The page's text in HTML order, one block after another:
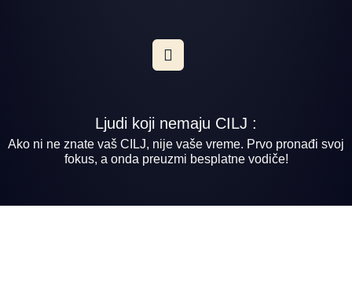
Ljudi koji nemaju CILJ :
Ako ni ne znate vaš CILJ, nije vaše vreme. Prvo pronađi svoj
fokus, a onda preuzmi besplatne vodiče!